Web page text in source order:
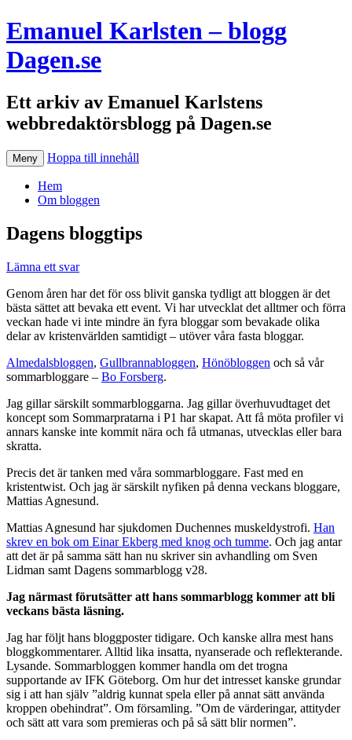
Emanuel Karlsten – blogg
Dagen.se
Ett arkiv av Emanuel Karlstens
webbredaktörsblogg på Dagen.se
Meny Hoppa till innehåll
Hem
Om bloggen
Dagens bloggtips
Lämna ett svar
Genom åren har det för oss blivit ganska tydligt att bloggen är det
bästa sättet att bevaka ett event. Vi har utvecklat det alltmer och förra
veckan hade vi inte mindre än fyra bloggar som bevakade olika
delar av kristenvärlden samtidigt – utöver våra fasta bloggar.
Almedalsbloggen, Gullbrannabloggen, Hönöbloggen och så vår
sommarbloggare – Bo Forsberg.
Jag gillar särskilt sommarbloggarna. Jag gillar överhuvudtaget det
koncept som Sommarpratarna i P1 har skapat. Att få möta profiler vi
annars kanske inte kommit nära och få utmanas, utvecklas eller bara
skratta.
Precis det är tanken med våra sommarbloggare. Fast med en
kristentwist. Och jag är särskilt nyfiken på denna veckans bloggare,
Mattias Agnesund.
Mattias Agnesund har sjukdomen Duchennes muskeldystrofi. Han
skrev en bok om Einar Ekberg med knog och tumme. Och jag antar
att det är på samma sätt han nu skriver sin avhandling om Sven
Lidman samt Dagens sommarblogg v28.
Jag närmast förutsätter att hans sommarblogg kommer att bli
veckans bästa läsning.
Jag har följt hans bloggposter tidigare. Och kanske allra mest hans
bloggkommentarer. Alltid lika insatta, nyanserade och reflekterande.
Lysande. Sommarbloggen kommer handla om det trogna
supportande av IFK Göteborg. Om hur det intresset kanske grundar
sig i att han själv ”aldrig kunnat spela eller på annat sätt använda
kroppen obehindrat”. Om församling. ”Om de värderingar, attityder
och sätt att vara som premieras och på så sätt blir normen”.